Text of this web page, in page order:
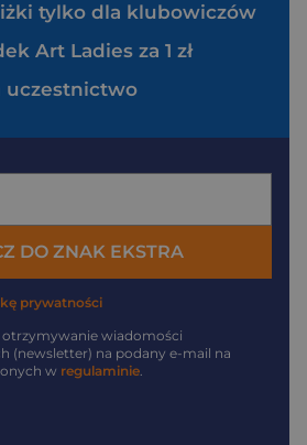
tylko dla klubowiczów
Art Ladies za 1 zł
uczestnictwo
DO ZNAK EKSTRA
prywatności
otrzymywanie wiadomości
(newsletter) na podany e-mail na
w regulaminie.